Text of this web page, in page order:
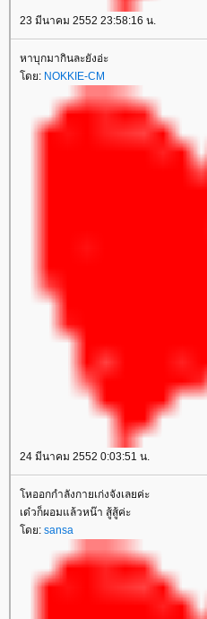
23 มีนาคม 2552 23:58:16 น.
หาบุกมากินละยังอ่ะ
ดย: NOKKIE-CM
24 มีนาคม 2552 0:03:51 น.
หออกกำลังกายเก่งจังเลยค่ะ
เด๋วก็ผอมแล้วหน๊า สู้สู้ค่ะ
ดย: sansa